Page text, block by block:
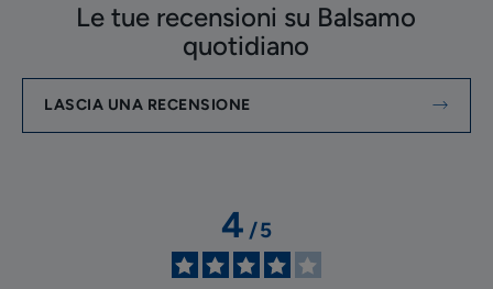
Le tue recensioni su Balsamo
quotidiano
LASCIA UNA RECENSIONE
4/5